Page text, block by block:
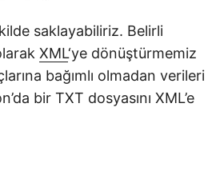
saklayabiliriz. Belirli
XML‘ye dönüştürmemiz
bağımlı olmadan verileri
bir TXT dosyasını XML’e